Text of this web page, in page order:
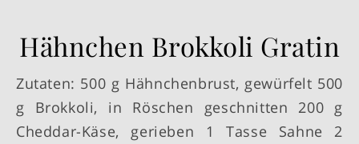
Hähnchen Brokkoli Gratin
Zutaten: 500 g Hähnchenbrust, gewürfelt 500
g Brokkoli, in Röschen geschnitten 200 g
Cheddar-Käse, gerieben 1 Tasse Sahne 2